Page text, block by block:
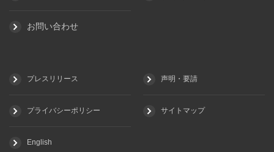
お問い合わせ
プレスリリース 声明・要請
プライバシーポリシー サイトマップ
English